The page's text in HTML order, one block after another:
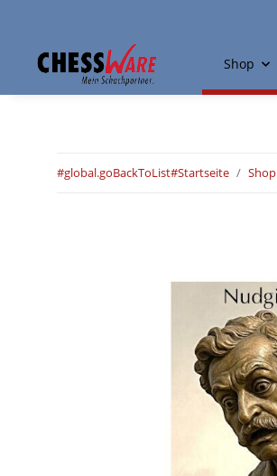
Shop
#global.goBackToList#Startseite Shop